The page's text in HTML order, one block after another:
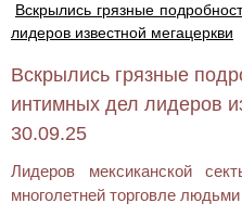
Вскрылись грязные
лидеров известной мегацеркви
Вскрылись грязные
интимных дел лидеров
30.09.25
Лидеров мексиканской
многолетней торговле людьми